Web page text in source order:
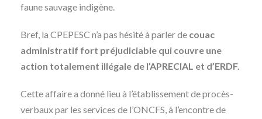
faune sauvage indigène.
Bref, la CPEPESC n’a pas hésité à parler de couac
administratif fort préjudiciable qui couvre une
action totalement illégale de l’APRECIAL et d’ERDF.
Cette affaire a donné lieu à l’établissement de procès-
verbaux par les services de l’ONCFS, à l’encontre de